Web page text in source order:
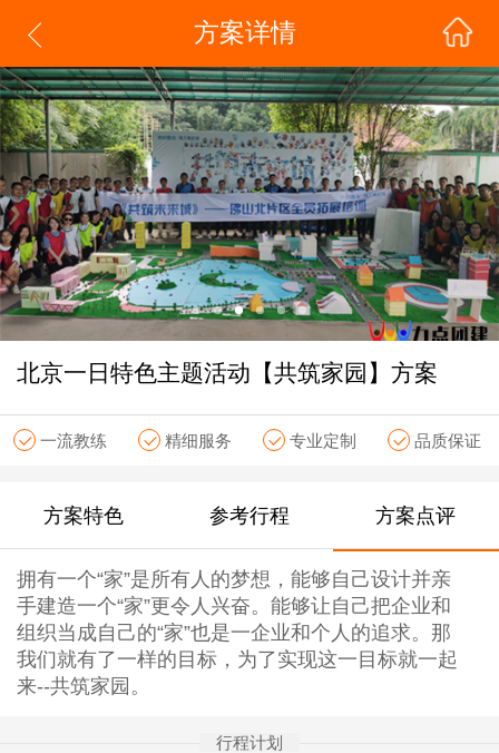
方案详情
北京一日特色主题活动【共筑家园】方案
一流教练 精细服务 专业定制 品质保证
方案特色 参考行程 方案点评
拥有一个“家”是所有人的梦想，能够自己设计并亲
手建造一个“家”更令人兴奋。能够让自己把企业和
组织当成自己的“家”也是一企业和个人的追求。那
我们就有了一样的目标，为了实现这一目标就一起
来--共筑家园。
行程计划